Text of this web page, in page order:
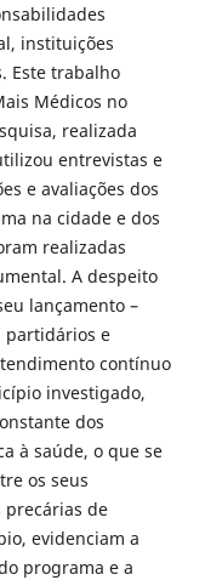
instituições
Este trabalho
Médicos no
realizada
entrevistas e
e avaliações dos
na cidade e dos
realizadas
A despeito
lançamento –
partidários e
contínuo
investigado,
dos
à saúde, o que se
os seus
precárias de
evidenciam a
programa e a